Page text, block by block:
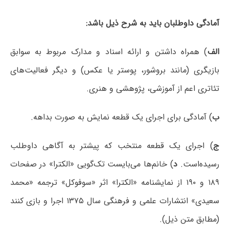
آمادگی داوطلبان باید به شرح ذیل باشد:
الف) همراه داشتن و ارائه اسناد و مدارک مربوط به سوابق
بازیگری (مانند بروشور، پوستر یا عکس) و دیگر فعالیت‌های
تئاتری اعم از آموزشی، پژوهشی و هنری.
ب) آمادگی برای اجرای یک قطعه نمایش به صورت بداهه.
ج) اجرای یک قطعه منتخب که پیشتر به آگاهی داوطلب
رسیده‌است.د) خانم‌ها می‌بایست تک‌گویی «الکترا» در صفحات
۱۸۹ و ۱۹۰ از نمایشنامه «الکترا» اثر «سوفوکل» ترجمه «محمد
سعیدی» انتشارات علمی و فرهنگی سال ۱۳۷۵ اجرا و بازی کنند
(مطابق متن ذیل).